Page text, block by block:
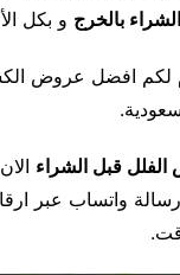
بالخرج و بكل
لكم افضل عروض
قبل الشراء
واتساب عبر